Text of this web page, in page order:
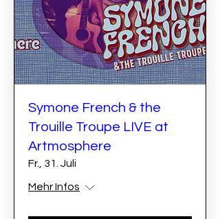
Symone French & the
Trouille Troupe LIVE at
Artmosphere
Fr., 31. Juli
Mehr Infos